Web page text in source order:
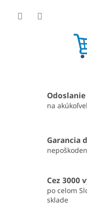
na
Garancia
Cez 3000
po celom
sklade